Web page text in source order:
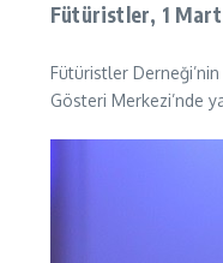
Fütüristler, 1 Mart
Fütüristler
Gösteri Merkezi’nde